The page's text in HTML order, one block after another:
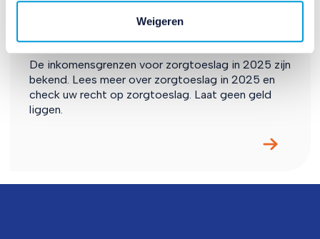
Weigeren
Wanneer heb ik recht op
De inkomensgrenzen voor zorgtoeslag in 2025 zijn
bekend. Lees meer over zorgtoeslag in 2025 en
check uw recht op zorgtoeslag. Laat geen geld
liggen.